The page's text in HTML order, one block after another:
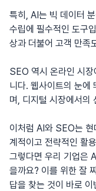
특히, AI는 빅 데이터
수립에 필수적인 도구
상과 더불어 고객 만족
SEO 역시 온라인 시
니다. 웹사이트의 눈에
며, 디지털 시장에서의
이처럼 AI와 SEO는 현
계적이고 전략적인 활
그렇다면 우리 기업은
을까요? 이를 위한 잘
답을 찾는 것이 바로